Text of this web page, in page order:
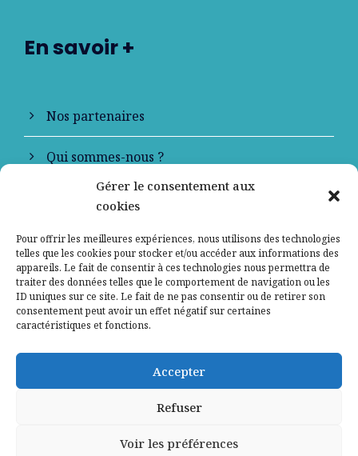
Gérer le consentement aux
cookies
Pour offrir les meilleures expériences, nous utilisons des technologies
telles que les cookies pour stocker et/ou accéder aux informations des
appareils. Le fait de consentir à ces technologies nous permettra de
traiter des données telles que le comportement de navigation ou les
ID uniques sur ce site. Le fait de ne pas consentir ou de retirer son
consentement peut avoir un effet négatif sur certaines
caractéristiques et fonctions.
Accepter
Refuser
Voir les préférences
En savoir +
Nos partenaires
Qui sommes-nous ?
Contactez-nous
Mentions légales
Politique de confidentialité